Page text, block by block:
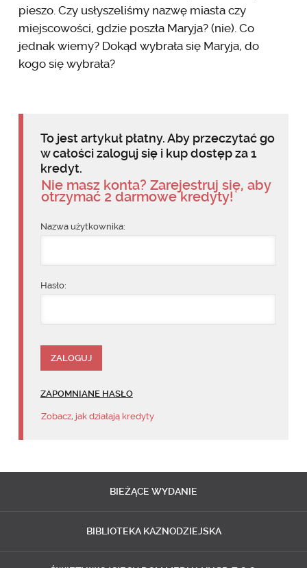
pieszo. Czy usłyszeliśmy nazwę miasta czy
miejscowości, gdzie poszła Maryja? (nie). Co
jednak wiemy? Dokąd wybrała się Maryja, do
kogo się wybrała?
To jest artykuł płatny. Aby przeczytać go
w całości zaloguj się i kup dostęp za 1
kredyt.
Nie masz konta? Zarejestruj się, aby
otrzymać 2 darmowe kredyty!
Nazwa użytkownika:
Hasło:
ZAPOMNIANE HASŁO
Zobacz, jak działają kredyty
BIEŻĄCE WYDANIE
BIBLIOTEKA KAZNODZIEJSKA